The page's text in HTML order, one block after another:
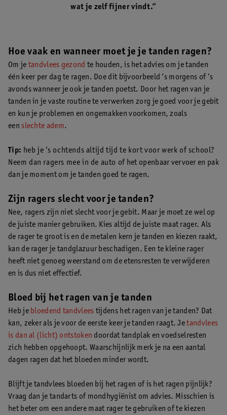
wat je zelf fijner vindt.“
Hoe vaak en wanneer moet je je tanden ragen?
Om je tandvlees gezond te houden, is het advies om je tanden
één keer per dag te ragen. Doe dit bijvoorbeeld ’s morgens of ’s
avonds wanneer je ook je tanden poetst. Door het ragen van je
tanden in je vaste routine te verwerken zorg je goed voor je gebit
en kun je problemen en ongemakken voorkomen, zoals
een slechte adem.
Tip: heb je ’s ochtends altijd tijd te kort voor werk of school?
Neem dan ragers mee in de auto of het openbaar vervoer en pak
dan je moment om je tanden goed te ragen.
Zijn ragers slecht voor je tanden?
Nee, ragers zijn niet slecht voor je gebit. Maar je moet ze wel op
de juiste manier gebruiken. Kies altijd de juiste maat rager. Als
de rager te groot is en de metalen kern je tanden en kiezen raakt,
kan de rager je tandglazuur beschadigen. Een te kleine rager
heeft niet genoeg weerstand om de etensresten te verwijderen
en is dus niet effectief.
Bloed bij het ragen van je tanden
Heb je bloedend tandvlees tijdens het ragen van je tanden? Dat
kan, zeker als je voor de eerste keer je tanden raagt. Jetandvlees
is dan al (licht) ontstoken doordat tandplak en voedselresten
zich hebben opgehoopt. Waarschijnlijk merk je na een aantal
dagen ragen dat het bloeden minder wordt.
Blijft je tandvlees bloeden bij het ragen of is het ragen pijnlijk?
Vraag dan je tandarts of mondhygiënist om advies. Misschien is
het beter om een andere maat rager te gebruiken of te kiezen